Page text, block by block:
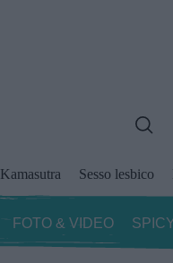
Kamasutra Sesso lesbico
FOTO & VIDEO